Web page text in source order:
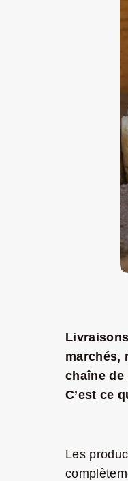
marchés,
chaîne de
C’est ce
Les